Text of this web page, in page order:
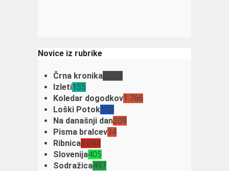
Novice iz rubrike
Črna kronika
Izleti155
Koledar dogodkov1.766
Loški Potok106
Na današnji dan209
Pisma bralcev34
Ribnica3.094
Slovenija405
Sodražica497